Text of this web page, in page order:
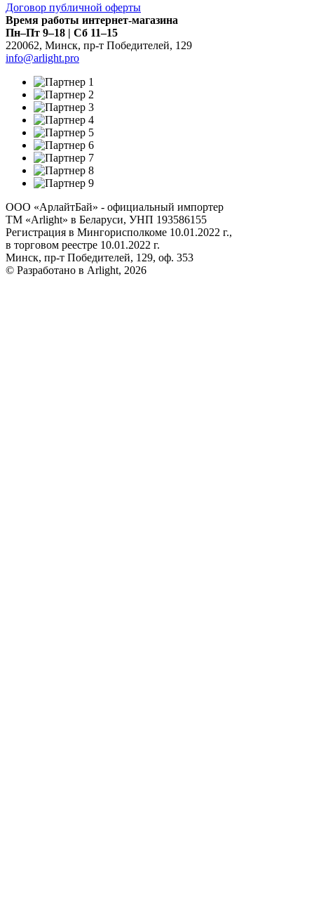
Договор публичной оферты
Время работы интернет-магазина
Пн–Пт 9–18 | Сб 11–15
220062, Минск, пр-т Победителей, 129
info@arlight.pro
ООО «АрлайтБай» - официальный импортер
ТМ «Arlight» в Беларуси, УНП 193586155
Регистрация в Мингорисполкоме 10.01.2022 г.,
в торговом реестре 10.01.2022 г.
Минск, пр-т Победителей, 129, оф. 353
© Разработано в Arlight, 2026